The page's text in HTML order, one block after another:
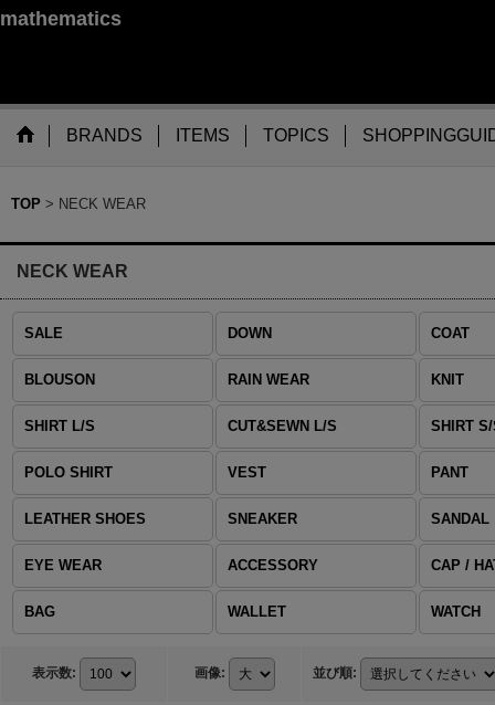
mathematics
BRANDS ITEMS TOPICS
TOP > NECK WEAR
NECK WEAR
SALE DOWN COAT
BLOUSON RAIN WEAR KNIT
SHIRT L/S CUT&SEWN L/S SHIRT
POLO SHIRT VEST PANT
LEATHER SHOES SNEAKER SANDAL
EYE WEAR ACCESSORY CAP /
BAG WALLET WATCH
表示数: 画像: 並び順: